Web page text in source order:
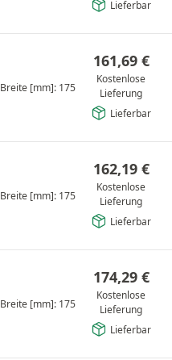
Lieferbar
Breite [mm]: 175
161,69 €
Kostenlose
Lieferung
Lieferbar
Breite [mm]: 175
162,19 €
Kostenlose
Lieferung
Lieferbar
Breite [mm]: 175
174,29 €
Kostenlose
Lieferung
Lieferbar